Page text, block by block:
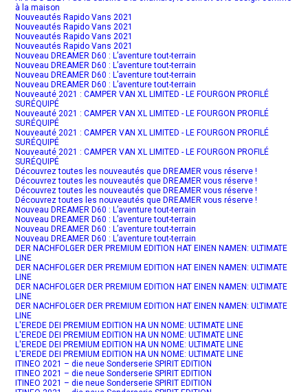
à la maison
Nouveautés Rapido Vans 2021
Nouveautés Rapido Vans 2021
Nouveautés Rapido Vans 2021
Nouveautés Rapido Vans 2021
Nouveau DREAMER D60 : L’aventure tout-terrain
Nouveau DREAMER D60 : L’aventure tout-terrain
Nouveau DREAMER D60 : L’aventure tout-terrain
Nouveau DREAMER D60 : L’aventure tout-terrain
Nouveauté 2021 : CAMPER VAN XL LIMITED - LE FOURGON PROFILÉ
SURÉQUIPÉ
Nouveauté 2021 : CAMPER VAN XL LIMITED - LE FOURGON PROFILÉ
SURÉQUIPÉ
Nouveauté 2021 : CAMPER VAN XL LIMITED - LE FOURGON PROFILÉ
SURÉQUIPÉ
Nouveauté 2021 : CAMPER VAN XL LIMITED - LE FOURGON PROFILÉ
SURÉQUIPÉ
Découvrez toutes les nouveautés que DREAMER vous réserve !
Découvrez toutes les nouveautés que DREAMER vous réserve !
Découvrez toutes les nouveautés que DREAMER vous réserve !
Découvrez toutes les nouveautés que DREAMER vous réserve !
Nouveau DREAMER D60 : L’aventure tout-terrain
Nouveau DREAMER D60 : L’aventure tout-terrain
Nouveau DREAMER D60 : L’aventure tout-terrain
Nouveau DREAMER D60 : L’aventure tout-terrain
DER NACHFOLGER DER PREMIUM EDITION HAT EINEN NAMEN: ULTIMATE
LINE
DER NACHFOLGER DER PREMIUM EDITION HAT EINEN NAMEN: ULTIMATE
LINE
DER NACHFOLGER DER PREMIUM EDITION HAT EINEN NAMEN: ULTIMATE
LINE
DER NACHFOLGER DER PREMIUM EDITION HAT EINEN NAMEN: ULTIMATE
LINE
L'EREDE DEI PREMIUM EDITION HA UN NOME: ULTIMATE LINE
L'EREDE DEI PREMIUM EDITION HA UN NOME: ULTIMATE LINE
L'EREDE DEI PREMIUM EDITION HA UN NOME: ULTIMATE LINE
L'EREDE DEI PREMIUM EDITION HA UN NOME: ULTIMATE LINE
ITINEO 2021 – die neue Sonderserie SPIRIT EDITION
ITINEO 2021 – die neue Sonderserie SPIRIT EDITION
ITINEO 2021 – die neue Sonderserie SPIRIT EDITION